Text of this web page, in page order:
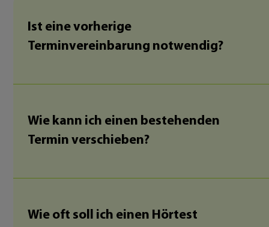
Ist eine vorherige
Terminvereinbarung notwendig?
Wie kann ich einen bestehenden
Termin verschieben?
Wie oft soll ich einen Hörtest